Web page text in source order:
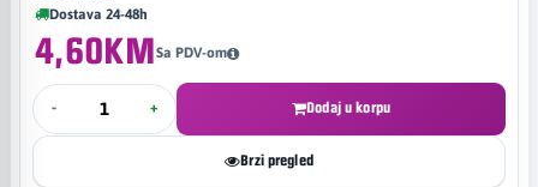
Dostava 24-48h
4,60KMSa PDV-om
- + Dodaj u korpu
Brzi pregled